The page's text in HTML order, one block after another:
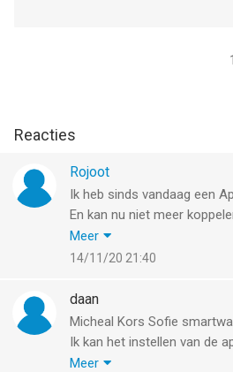
Reacties
Rojoot
Ik heb sinds vandaag een
En kan nu niet meer
maar komt niet verder dan
Als ik hem op mijn iPhone
Meer
14/11/20 21:40
daan
Micheal Kors Sofie
Ik kan het instellen van de
dat doe vraagt hij of ik
Meer